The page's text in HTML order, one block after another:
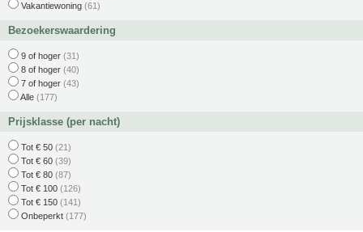
Vakantiewoning (61)
Bezoekerswaardering
9 of hoger (31)
8 of hoger (40)
7 of hoger (43)
Alle (177)
Prijsklasse (per nacht)
Tot € 50 (21)
Tot € 60 (39)
Tot € 80 (87)
Tot € 100 (126)
Tot € 150 (141)
Onbeperkt (177)